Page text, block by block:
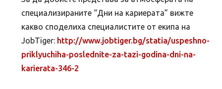
специализираните “Дни на кариерата” вижте
какво споделиха специалистите от екипа на
JobTiger: http://www.jobtiger.bg/statia/uspeshno-
priklyuchiha-poslednite-za-tazi-godina-dni-na-
karierata-346-2